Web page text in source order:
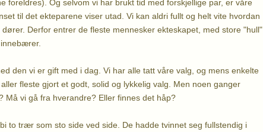
foreldres). Og selvom vi har brukt tid med forskjellige par, er våre
til det ekteparene viser utad. Vi kan aldri fullt og helt vite hvordan
Derfor entrer de fleste mennesker ekteskapet, med store "hull"
den vi er gift med i dag. Vi har alle tatt våre valg, og mens enkelte
fleste gjort et godt, solid og lykkelig valg. Men noen ganger
Må vi gå fra hverandre? Eller finnes det håp?
to trær som sto side ved side. De hadde tvinnet seg fullstendig i